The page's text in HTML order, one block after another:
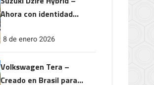
Ahora con identidad
rendimiento
8 de enero 2026
Volkswagen Tera –
Creado en Brasil para